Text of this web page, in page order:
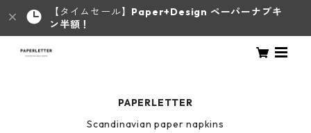
【タイムセール】 Paper+Design ペーパーナプキ
ン半額！
PAPERLETTER
Scandinavian paper napkins